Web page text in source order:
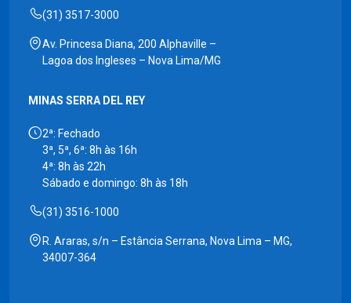
(31) 3517-3000
Av. Princesa Diana, 200 Alphaville –
Lagoa dos Ingleses – Nova Lima/MG
MINAS SERRA DEL REY
2ª: Fechado
3ª, 5ª, 6ª: 8h às 16h
4ª: 8h às 22h
Sábado e domingo: 8h às 18h
(31) 3516-1000
R. Araras, s/n – Estância Serrana, Nova Lima – MG,
34007-364